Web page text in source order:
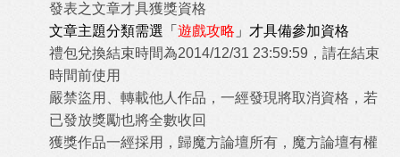
發表之文章才具獲獎資格
文章主題分類需選「 遊戲攻略 」才具備參加資格
禮包兌換結束時間為2014/12/31 23:59:59，請在結束
時間前使用
嚴禁盜用、轉載他人作品，一經發現將取消資格，若
已發放獎勵也將全數收回
獲獎作品一經採用，歸魔方論壇所有，魔方論壇有權